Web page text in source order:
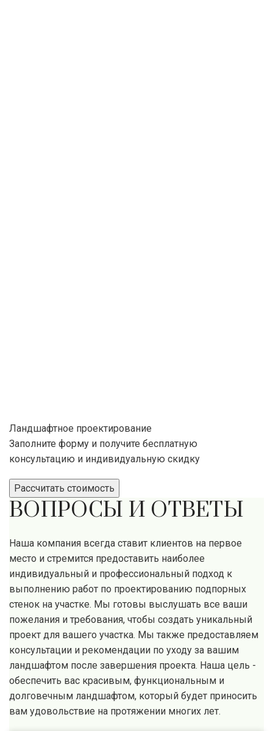
Ландшафтное проектирование
Заполните форму и получите бесплатную
консультацию и индивидуальную скидку
Рассчитать стоимость
ВОПРОСЫ И ОТВЕТЫ
Наша компания всегда ставит клиентов на первое
место и стремится предоставить наиболее
индивидуальный и профессиональный подход к
выполнению работ по проектированию подпорных
стенок на участке. Мы готовы выслушать все ваши
пожелания и требования, чтобы создать уникальный
проект для вашего участка. Мы также предоставляем
консультации и рекомендации по уходу за вашим
ландшафтом после завершения проекта. Наша цель -
обеспечить вас красивым, функциональным и
долговечным ландшафтом, который будет приносить
вам удовольствие на протяжении многих лет.